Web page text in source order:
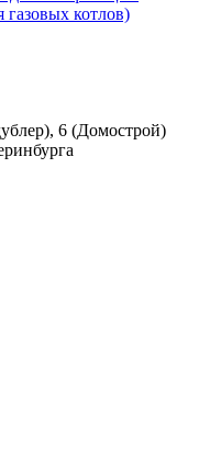
котлов)
6 (Домострой)